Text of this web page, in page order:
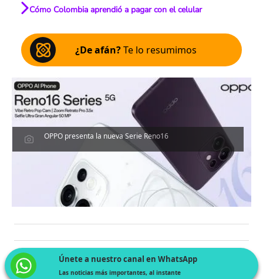
Cómo Colombia aprendió a pagar con el celular
¿De afán?Te lo resumimos
OPPO presenta la nueva Serie Reno16
Únete a nuestro canal en WhatsApp
Las noticias más importantes, al instante